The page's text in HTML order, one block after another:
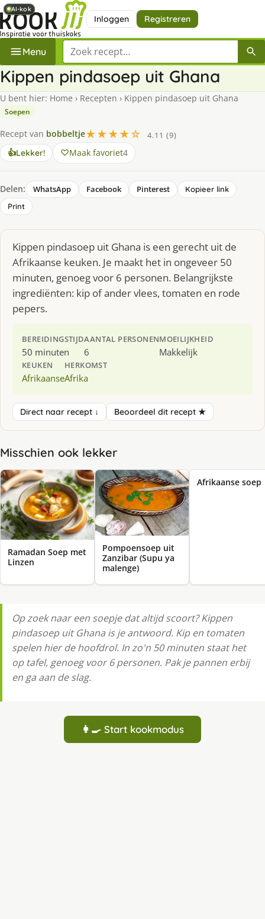
Inloggen Registreren
Menu Zoek een recept
Kippen pindasoep uit Ghana
U bent hier: Home › Recepten › Kippen pindasoep uit Ghana
Soepen
Recept van bobbeltje★★★★☆
4.11 (9)
👍Lekker! Maak favoriet4
Delen: WhatsApp Facebook Pinterest
Kopieer link
Print
Kippen pindasoep uit Ghana is een gerecht uit de
Afrikaanse keuken. Je maakt het in ongeveer 50
minuten, genoeg voor 6 personen. Belangrijkste
ingrediënten: kip of ander vlees, tomaten en rode
pepers.
BEREIDINGSTIJD
50 minuten
AANTAL PERSONEN
6
MOEILIJKHEID
Makkelijk
KEUKEN
Afrikaanse
HERKOMST
Afrika
Direct naar recept ↓ Beoordeel dit recept ★
Misschien ook lekker
AI-kok
Ramadan Soep met
Linzen
Pompoensoep uit
Zanzibar (Supu ya
malenge)
Afrikaanse soep
AI-kok
AI-kok
Op zoek naar een soepje dat altijd scoort? Kippen
pindasoep uit Ghana is je antwoord. Kip en tomaten
spelen hier de hoofdrol. In zo'n 50 minuten staat het
op tafel, genoeg voor 6 personen. Pak je pannen erbij
en ga aan de slag.
👩‍🍳 Start kookmodus